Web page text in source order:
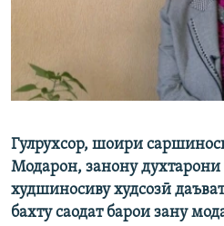
Ҳамаи сомонаҳои RFE/RL
Гулрухсор, шоири
Модарон, занону духтарони
худшиносиву худсозӣ
бахту саодат барои зану